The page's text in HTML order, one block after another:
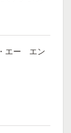
エー エン